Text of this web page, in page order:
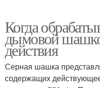
Когда
дымовой
действия
Серная шашка
содержащих